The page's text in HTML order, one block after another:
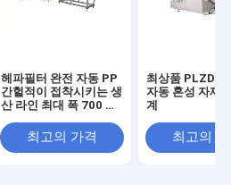
헤파필터 완전 자동 PP
간헐적이 접착시키는 생
산 라인 최대 폭 700 밀
최고의 가격
최상품 PLZD-
자동 혼성 자재
계
최고의